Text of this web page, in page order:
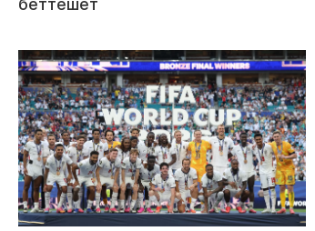
беттешет